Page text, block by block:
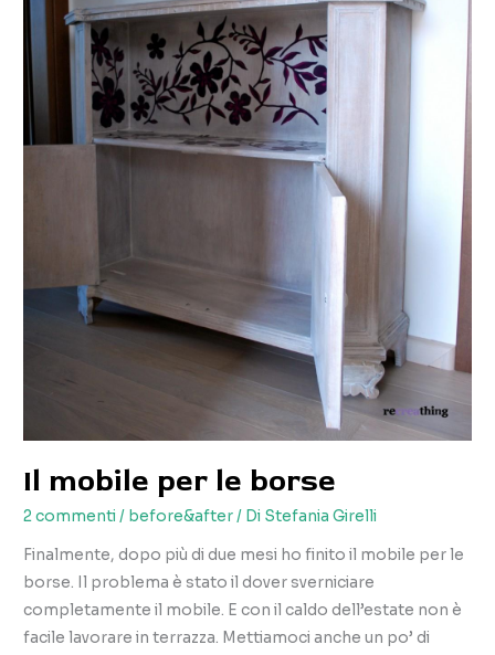
sistemare
Il mobile per le borse
2 commenti/ before&after/ Di Stefania Girelli
Finalmente, dopo più di due mesi ho finito il mobile per le
borse. Il problema è stato il dover sverniciare
completamente il mobile. E con il caldo dell’estate non è
facile lavorare in terrazza. Mettiamoci anche un po’ di